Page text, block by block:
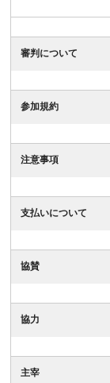
審判について
参加規約
注意事項
支払いについて
協賛
協力
主宰